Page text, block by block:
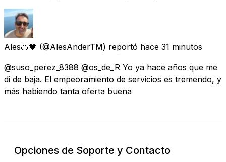
Ales🍊🖤 (@AlesAnderTM) reportó hace 31 minutos
@suso_perez_8388 @os_de_R Yo ya hace años que me
di de baja. El empeoramiento de servicios es tremendo, y
más habiendo tanta oferta buena
Opciones de Soporte y Contacto